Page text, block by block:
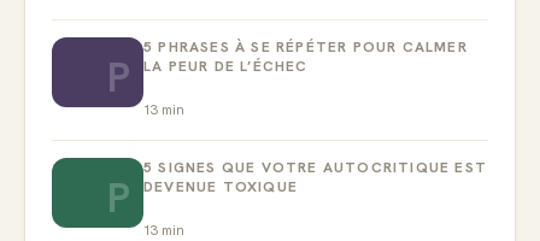
P
5 PHRASES À SE RÉPÉTER POUR CALMER
LA PEUR DE L’ÉCHEC
13 min
P
5 SIGNES QUE VOTRE AUTOCRITIQUE EST
DEVENUE TOXIQUE
13 min